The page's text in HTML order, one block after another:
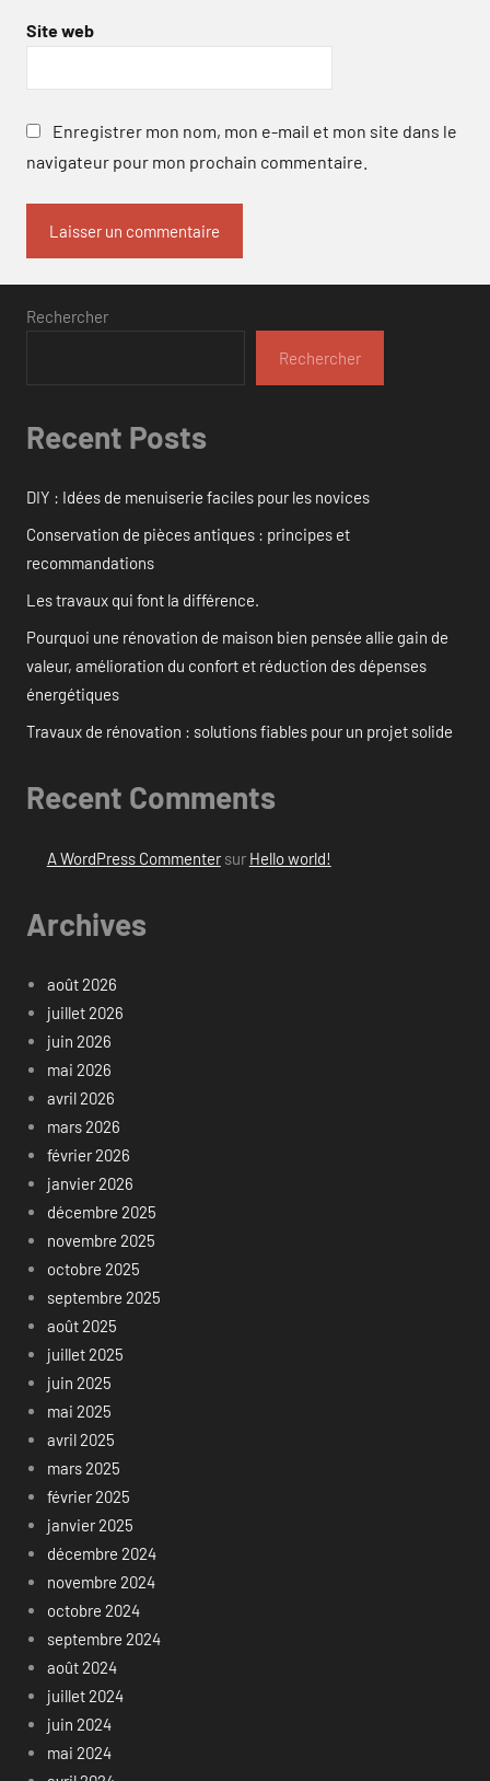
Site web
Enregistrer mon nom, mon e-mail et mon site dans le
navigateur pour mon prochain commentaire.
Rechercher
Rechercher
Recent Posts
DIY : Idées de menuiserie faciles pour les novices
Conservation de pièces antiques : principes et
recommandations
Les travaux qui font la différence.
Pourquoi une rénovation de maison bien pensée allie gain de
valeur, amélioration du confort et réduction des dépenses
énergétiques
Travaux de rénovation : solutions fiables pour un projet solide
Recent Comments
A WordPress Commentersur Hello world!
Archives
août 2026
juillet 2026
juin 2026
mai 2026
avril 2026
mars 2026
février 2026
janvier 2026
décembre 2025
novembre 2025
octobre 2025
septembre 2025
août 2025
juillet 2025
juin 2025
mai 2025
avril 2025
mars 2025
février 2025
janvier 2025
décembre 2024
novembre 2024
octobre 2024
septembre 2024
août 2024
juillet 2024
juin 2024
mai 2024